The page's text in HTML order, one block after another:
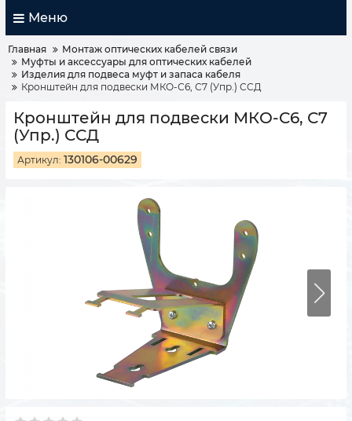
Меню
Главная
Монтаж оптических кабелей связи
Муфты и аксессуары для оптических кабелей
Изделия для подвеса муфт и запаса кабеля
Кронштейн для подвески МКО-С6, С7 (Упр.) ССД
Кронштейн для подвески МКО-С6, С7
(Упр.) ССД
Артикул: 130106-00629